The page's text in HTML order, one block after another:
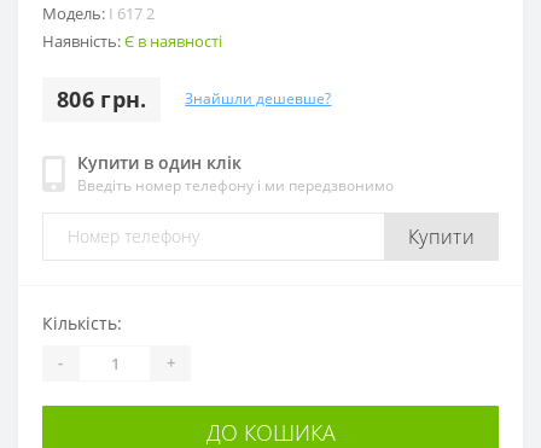
Модель: I 617 2
Наявність:Є в наявності
806 грн. Знайшли дешевше?
Купити в один клік
Введіть номер телефону і ми передзвонимо
Купити
Кількість:
- +
ДО КОШИКА